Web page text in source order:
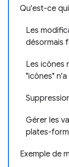
Qu'est-ce
Les
désormais
Les icônes
"icônes"
Gérer les
plates-
Exemple de